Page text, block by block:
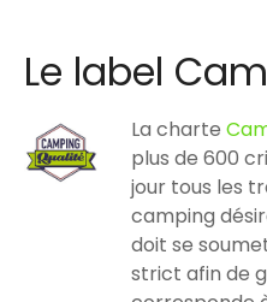
Le label
La charte
plus de 600
jour tous les
camping
doit se
strict afin de